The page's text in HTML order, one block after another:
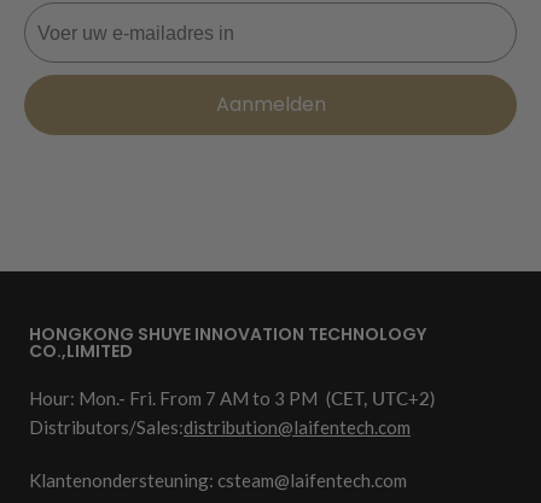
E-mail
Aanmelden
HONGKONG SHUYE INNOVATION TECHNOLOGY
CO.,LIMITED
Hour: Mon.- Fri. From 7 AM to 3 PM (CET, UTC+2)
Distributors/Sales:distribution@laifentech.com
Klantenondersteuning: csteam@laifentech.com